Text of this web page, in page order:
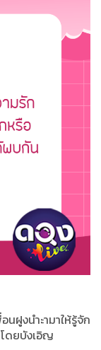
นฝูงนำะามาให้รู้จัก
ดยบังเอิญ